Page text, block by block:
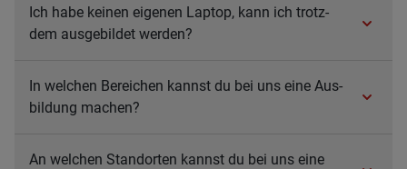
Ich habe kei­nen eige­nen Lap­top, kann ich trotz­
dem aus­ge­bil­det wer­den?
In wel­chen Berei­chen kannst du bei uns eine Aus­
bil­dung machen?
An wel­chen Stand­orten kannst du bei uns eine